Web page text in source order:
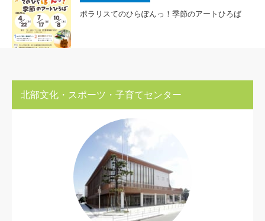
ポラリスてのひらぽんっ！季節のアートひろば
北部文化・スポーツ・子育てセンター